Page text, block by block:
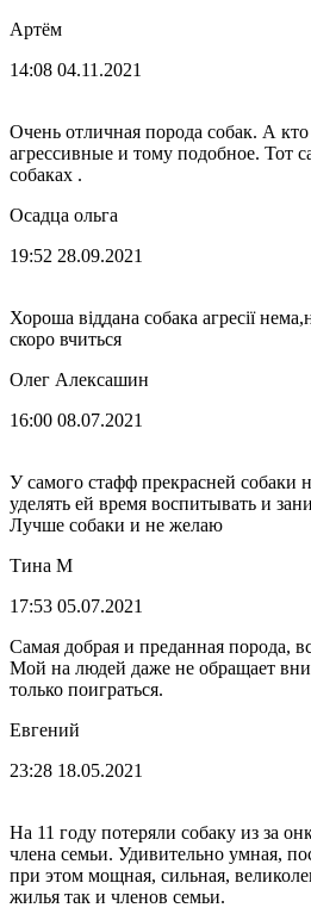
Артём
14:08 04.11.2021
Очень отличная порода собак. А
агрессивные и тому подобное. Тот
собаках .
Осадца ольга
19:52 28.09.2021
Хороша віддана собака агресії
скоро вчиться
Олег Алексашин
16:00 08.07.2021
У самого стафф прекрасней собаки
уделять ей время воспитывать и
Лучше собаки и не желаю
Тина М
17:53 05.07.2021
Самая добрая и преданная порода,
Мой на людей даже не обращает
только поиграться.
Евгений
23:28 18.05.2021
На 11 году потеряли собаку из за
члена семьи. Удивительно умная,
при этом мощная, сильная,
жилья так и членов семьи.